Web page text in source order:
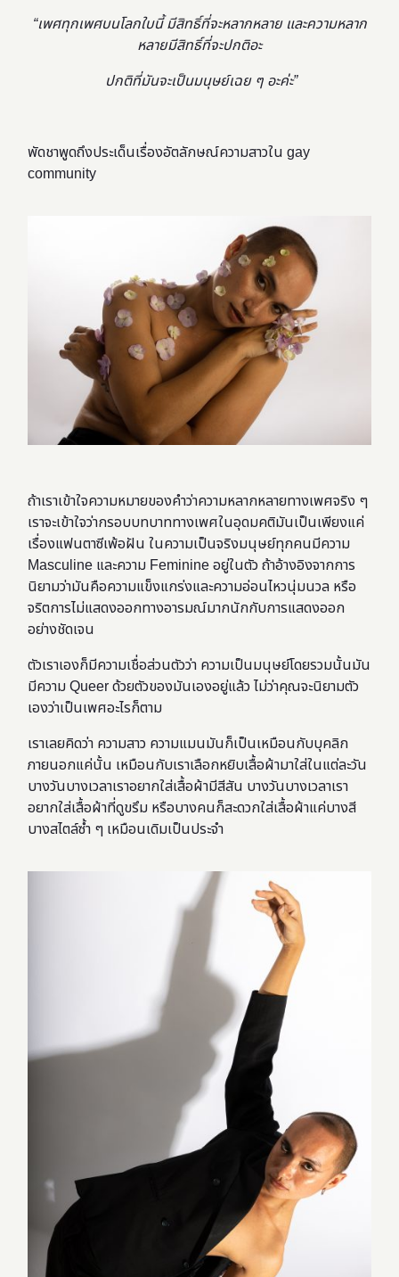
“เพศทุกเพศบนโลกใบนี้ มีสิทธิ์ที่จะหลากหลาย และความหลาก
หลายมีสิทธิ์ที่จะปกติอะ
ปกติที่มันจะเป็นมนุษย์เฉย ๆ อะค่ะ”
พัดชาพูดถึงประเด็นเรื่องอัตลักษณ์ความสาวใน gay
community
ถ้าเราเข้าใจความหมายของคำว่าความหลากหลายทางเพศจริง ๆ
เราจะเข้าใจว่ากรอบบทบาททางเพศในอุดมคติมันเป็นเพียงแค่
เรื่องแฟนตาซีเพ้อฝัน ในความเป็นจริงมนุษย์ทุกคนมีความ
Masculine และความ Feminine อยู่ในตัว ถ้าอ้างอิงจากการ
นิยามว่ามันคือความแข็งแกร่งและความอ่อนไหวนุ่มนวล หรือ
จริตการไม่แสดงออกทางอารมณ์มากนักกับการแสดงออก
อย่างชัดเจน
ตัวเราเองก็มีความเชื่อส่วนตัวว่า ความเป็นมนุษย์โดยรวมนั้นมัน
มีความ Queer ด้วยตัวของมันเองอยู่แล้ว ไม่ว่าคุณจะนิยามตัว
เองว่าเป็นเพศอะไรก็ตาม
เราเลยคิดว่า ความสาว ความแมนมันก็เป็นเหมือนกับบุคลิก
ภายนอกแค่นั้น เหมือนกับเราเลือกหยิบเสื้อผ้ามาใส่ในแต่ละวัน
บางวันบางเวลาเราอยากใส่เสื้อผ้ามีสีสัน บางวันบางเวลาเรา
อยากใส่เสื้อผ้าที่ดูขรึม หรือบางคนก็สะดวกใส่เสื้อผ้าแค่บางสี
บางสไตล์ซ้ำ ๆ เหมือนเดิมเป็นประจำ